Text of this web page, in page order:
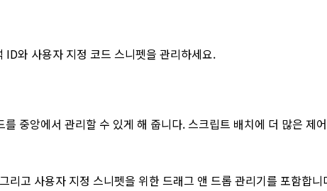
와 사용자 지정 코드 스니펫을 관리하세요.
중앙에서 관리할 수 있게 해 줍니다. 스크립트 배치에 더 많은 제
고 사용자 지정 스니펫을 위한 드래그 앤 드롭 관리기를 포함합니